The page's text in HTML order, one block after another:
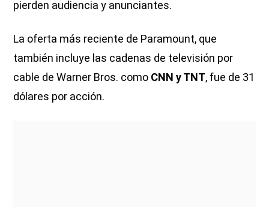
pierden audiencia y anunciantes.
La oferta más reciente de Paramount, que
también incluye las cadenas de televisión por
cable de Warner Bros. como CNN y TNT, fue de 31
dólares por acción.